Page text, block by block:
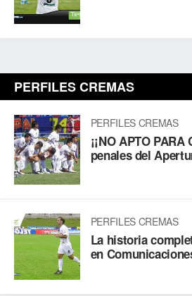
PERFILES CREMAS
PERFILES CREMAS
¡¡NO APTO
penales del
PERFILES CREMAS
La historia
en